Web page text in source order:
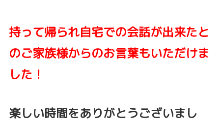
持って帰られ自宅での会話が出来たと
のご家族様からのお言葉もいただけま
した！
楽しい時間をありがとうございまし